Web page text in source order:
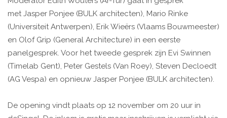
met Jasper Ponjee (BULK architecten), Mario Rinke
(Universiteit Antwerpen), Erik Wieërs (Vlaams Bouwmeester)
en Olof Grip (General Architecture) in een eerste
panelgesprek. Voor het tweede gesprek zijn Evi Swinnen
(Timelab Gent), Peter Gestels (Van Roey), Steven Decloedt
(AG Vespa) en opnieuw Jasper Ponjee (BULK architecten).
De opening vindt plaats op 12 november om 20 uur in